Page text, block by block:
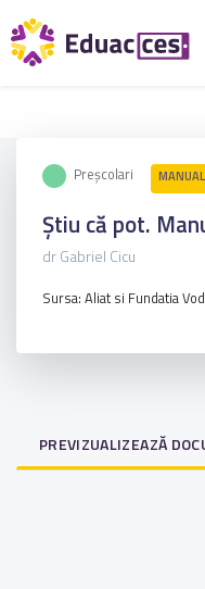
Preșcolari
Știu că pot.
dr Gabriel Cicu
Sursa: Aliat si Fundatia
PREVIZUALIZEAZĂ